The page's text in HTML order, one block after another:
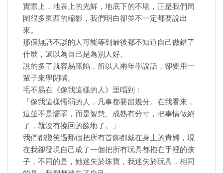
實際上，地表上的光鮮，地底下的不堪，正是我們周
圍很多東西的縮影，我們明白卻並不一定都要說出
來。
那個無話不談的人可能等到最後都不知道自己做錯了
什麼，還以為自己是為別人好。
說的多了就容易露餡，所以人兩年學說話，卻要用一
輩子來學閉嘴。
毛不易在《像我這樣的人》里唱到：
「像我這樣懦弱的人，凡事都要留幾分。在我看來，
這並不是懦弱，而是智慧、成熟有分寸，把事情做絕
了，就沒有挽回的餘地了。」
我們都譏笑過那個把所有首飾都戴在身上的貴婦，現
在我卻發現自己成了一個把所有玩具都抱在手裡的孩
子，不同的是，她迷失於珠寶，我迷失於玩具，相同